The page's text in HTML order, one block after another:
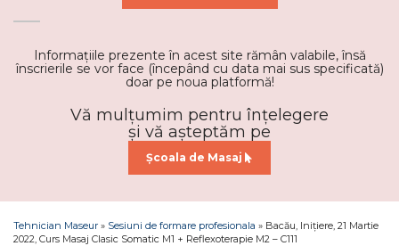
Informațiile prezente în acest site rămân valabile, însă
înscrierile se vor face (începând cu data mai sus specificată)
doar pe noua platformă!
Vă mulțumim pentru înțelegere
și vă așteptăm pe
Școala de Masaj
Tehnician Maseur » Sesiuni de formare profesionala » Bacău, Inițiere, 21 Martie
2022, Curs Masaj Clasic Somatic M1 + Reflexoterapie M2 – C111